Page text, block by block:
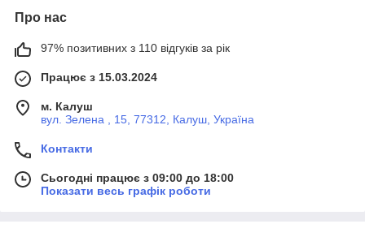
Про нас
97% позитивних з 110 відгуків за рік
Працює з 15.03.2024
м. Калуш
вул. Зелена , 15, 77312, Калуш, Україна
Контакти
Сьогодні працює з 09:00 до 18:00
Показати весь графік роботи